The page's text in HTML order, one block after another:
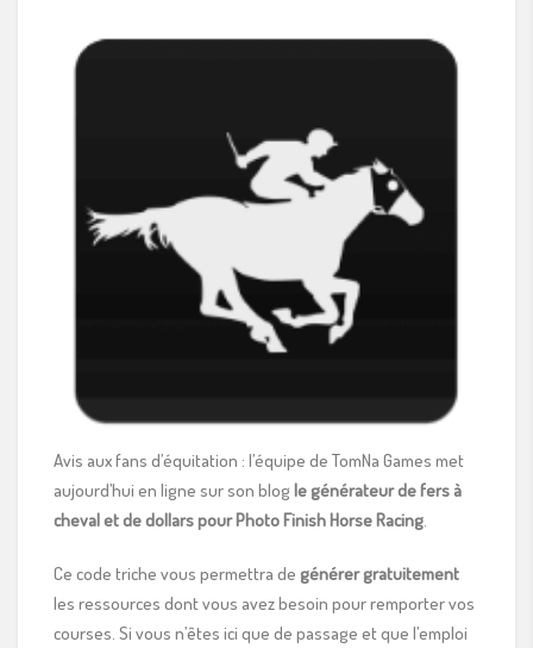
Avis aux fans d’équitation : l’équipe de TomNa Games met
aujourd’hui en ligne sur son blog le générateur de fers à
cheval et de dollars pour Photo Finish Horse Racing.
Ce code triche vous permettra de générer gratuitement
les ressources dont vous avez besoin pour remporter vos
courses. Si vous n’êtes ici que de passage et que l’emploi